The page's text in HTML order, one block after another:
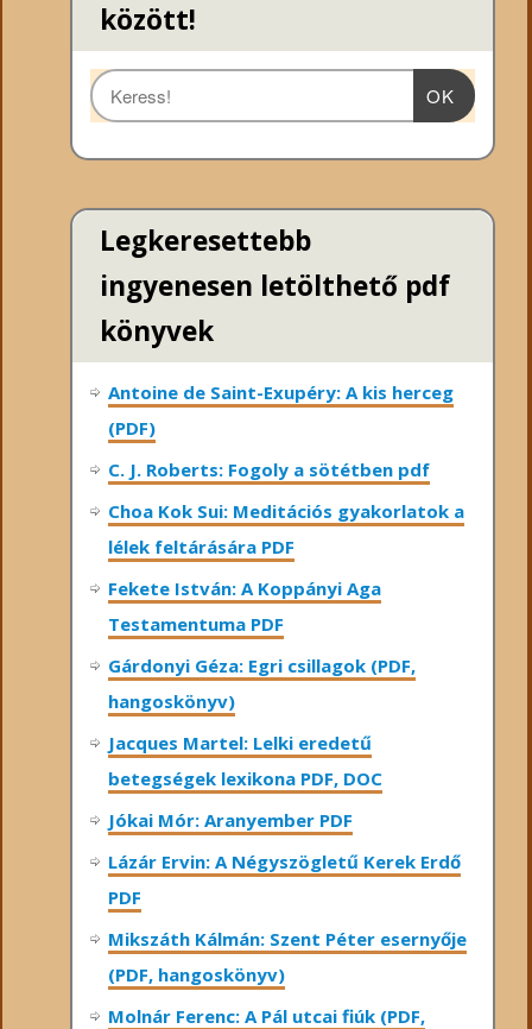
között!
OK
Legkeresettebb
ingyenesen letölthető pdf
könyvek
Antoine de Saint-Exupéry: A kis herceg
(PDF)
C. J. Roberts: Fogoly a sötétben pdf
Choa Kok Sui: Meditációs gyakorlatok a
lélek feltárására PDF
Fekete István: A Koppányi Aga
Testamentuma PDF
Gárdonyi Géza: Egri csillagok (PDF,
hangoskönyv)
Jacques Martel: Lelki eredetű
betegségek lexikona PDF, DOC
Jókai Mór: Aranyember PDF
Lázár Ervin: A Négyszögletű Kerek Erdő
PDF
Mikszáth Kálmán: Szent Péter esernyője
(PDF, hangoskönyv)
Molnár Ferenc: A Pál utcai fiúk (PDF,